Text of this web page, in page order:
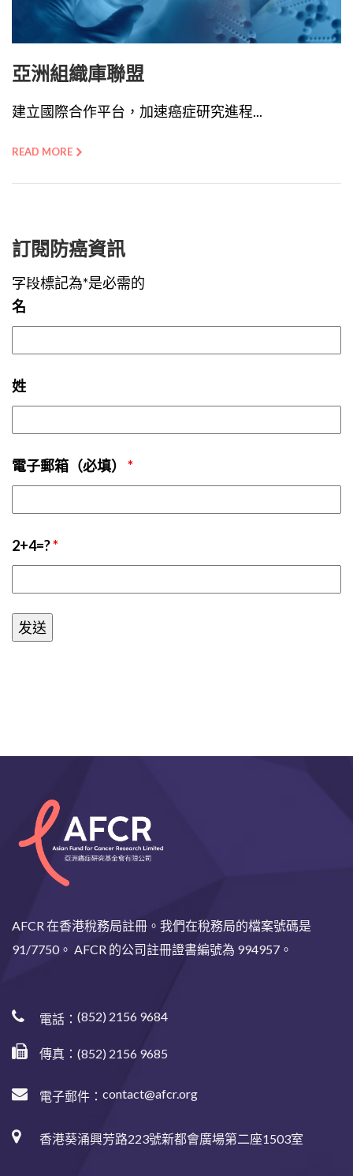
亞洲組織庫聯盟
建立國際合作平台，加速癌症研究進程...
READ MORE
訂閱防癌資訊
字段標記為*是必需的
名
姓
電子郵箱（必填） *
2+4=?*
AFCR 在香港稅務局註冊。我們在稅務局的檔案號碼是
91/7750。 AFCR 的公司註冊證書編號為 994957。
電話： (852) 2156 9684
傳真：(852) 2156 9685
電子郵件： contact@afcr.org
香港葵涌興芳路223號新都會廣場第二座1503室